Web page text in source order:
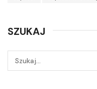
SZUKAJ